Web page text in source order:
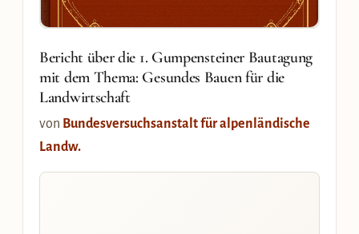
Bericht über die 1. Gumpensteiner Bautagung
mit dem Thema: Gesundes Bauen für die
Landwirtschaft
von Bundesversuchsanstalt für alpenländische
Landw.